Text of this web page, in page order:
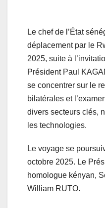
Le chef de l’État
déplacement par le
2025, suite à
Président Paul
se concentrer sur le
bilatérales et
divers secteurs clés,
les technologies.
Le voyage se
octobre 2025. Le
homologue kényan,
William RUTO.